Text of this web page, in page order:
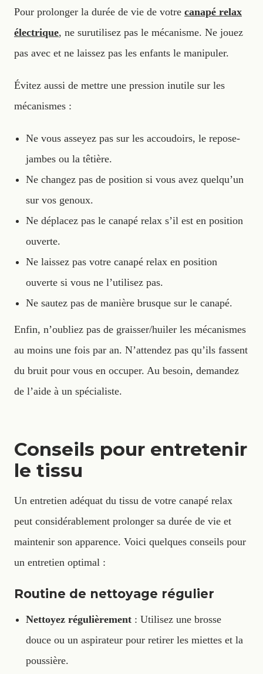
Pour prolonger la durée de vie de votre canapé relax
électrique, ne surutilisez pas le mécanisme. Ne jouez
pas avec et ne laissez pas les enfants le manipuler.
Évitez aussi de mettre une pression inutile sur les
mécanismes :
Ne vous asseyez pas sur les accoudoirs, le repose-
jambes ou la têtière.
Ne changez pas de position si vous avez quelqu’un
sur vos genoux.
Ne déplacez pas le canapé relax s’il est en position
ouverte.
Ne laissez pas votre canapé relax en position
ouverte si vous ne l’utilisez pas.
Ne sautez pas de manière brusque sur le canapé.
Enfin, n’oubliez pas de graisser/huiler les mécanismes
au moins une fois par an. N’attendez pas qu’ils fassent
du bruit pour vous en occuper. Au besoin, demandez
de l’aide à un spécialiste.
Conseils pour entretenir
le tissu
Un entretien adéquat du tissu de votre canapé relax
peut considérablement prolonger sa durée de vie et
maintenir son apparence. Voici quelques conseils pour
un entretien optimal :
Routine de nettoyage régulier
Nettoyez régulièrement : Utilisez une brosse
douce ou un aspirateur pour retirer les miettes et la
poussière.